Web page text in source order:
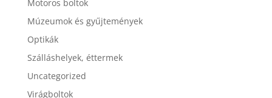
Motoros boltok
Múzeumok és gyűjtemények
Optikák
Szálláshelyek, éttermek
Uncategorized
Virágboltok